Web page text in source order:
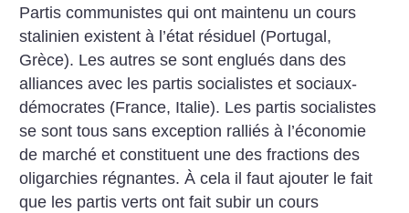
Partis communistes qui ont maintenu un cours
stalinien existent à l’état résiduel (Portugal,
Grèce). Les autres se sont englués dans des
alliances avec les partis socialistes et sociaux-
démocrates (France, Italie). Les partis socialistes
se sont tous sans exception ralliés à l’économie
de marché et constituent une des fractions des
oligarchies régnantes. À cela il faut ajouter le fait
que les partis verts ont fait subir un cours